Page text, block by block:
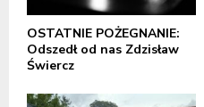
OSTATNIE POŻEGNANIE:
Odszedł od nas Zdzisław
Świercz